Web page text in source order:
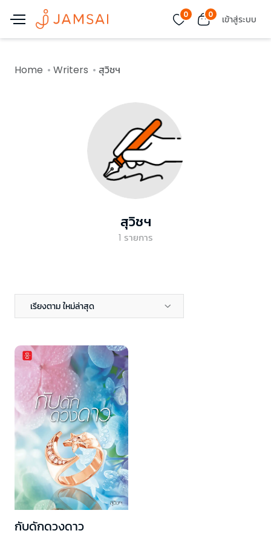
0 0 เข้าสู่ระบบ
Home Writers สุวิชฯ
สุวิชฯ
1 รายการ
เรียงตาม ใหม่ล่าสุด
กับดักดวงดาว